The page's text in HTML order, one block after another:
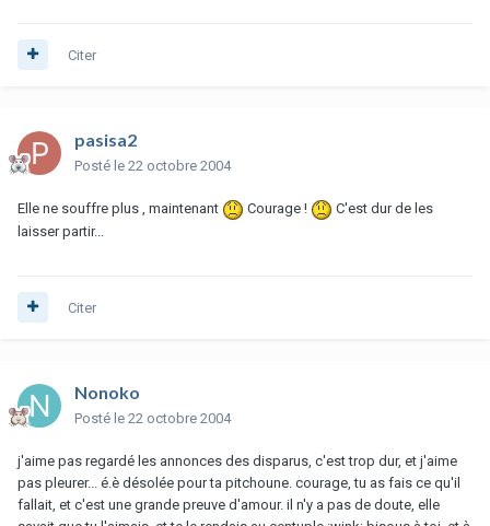
Citer
pasisa2
Posté le 22 octobre 2004
Elle ne souffre plus , maintenant Courage !
C'est dur de les
laisser partir...
Citer
Nonoko
Posté le 22 octobre 2004
j'aime pas regardé les annonces des disparus, c'est trop dur, et j'aime
pas pleurer... é.è désolée pour ta pitchoune. courage, tu as fais ce qu'il
fallait, et c'est une grande preuve d'amour. il n'y a pas de doute, elle